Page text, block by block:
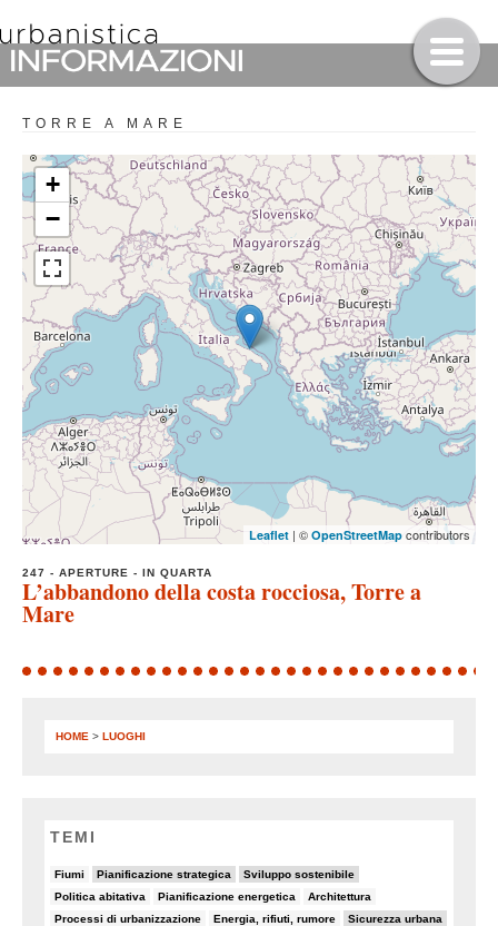
TORRE A MARE
+
−
Leaflet | © OpenStreetMap contributors
247 - APERTURE - IN QUARTA
L’abbandono della costa rocciosa, Torre a
Mare
HOME > LUOGHI
TEMI
Fiumi
8/82 Pianificazione strategica
11/82 Sviluppo sostenibile
19/82
Politica abitativa
8/82 Pianificazione energetica
5/82 Architettura
7/82
Processi di urbanizzazione
8/82 Energia, rifiuti, rumore
6/82 Sicurezza urbana
10/82